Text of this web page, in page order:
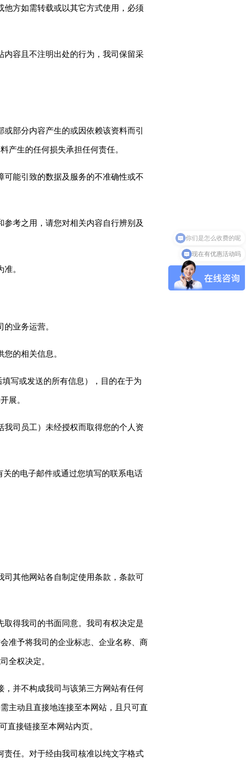
方如需转载或以其它方式使用，必须
内容 且 不注明出处的行为，我司保留采
部分内容产生的或因依赖该资料而引
产生的任何损失承担任何责任。
可能引致的数据及 服务的不准确性或不
考之用，请您对相关内容自行辨别及
。
的业务运营。
的相关信息。
写或发送的所有信息） ，目的在于为
展。
我司员工）未经授权而取得您的个人资
关的电子邮件或通过您填写的联系电话
司其他网站各自制定使用条款，条款可
得我司的书面同意。我司有权决定是
准予将我司的企业标志、企业名称、商
全权决定。
，并不构成我司与该第三方网站有任何
主动且直接地连接至本网站，且只可直
直接链接至本网站内页。
任。对于经由我司核准以纯文字格式